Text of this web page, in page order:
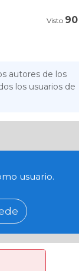
Visto 90
autores de los
los usuarios de
usuario.